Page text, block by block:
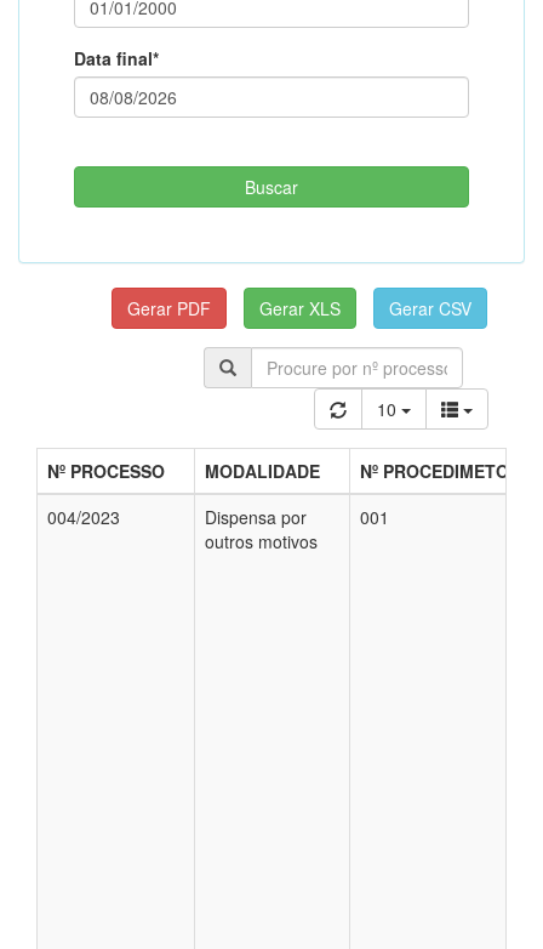
Data final*
10
Nº PROCESSO MODALIDADE
Nº PROCEDIMETO
004/2023
Dispensa por
outros motivos
001